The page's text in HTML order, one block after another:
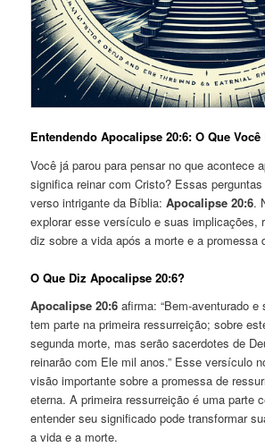
Entendendo Apocalipse 20:6: O Que
Você já parou para pensar no que acontece
significa reinar com Cristo? Essas
verso intrigante da Bíblia:Apocalipse 20:6.
explorar esse versículo e suas implicações,
diz sobre a vida após a morte e a promessa
O Que Diz Apocalipse 20:6?
Apocalipse 20:6 afirma: “Bem-aventurado e
tem parte na primeira ressurreição; sobre
segunda morte, mas serão sacerdotes de
reinarão com Ele mil anos.” Esse versículo
visão importante sobre a promessa de
eterna. A primeira ressurreição é uma parte
entender seu significado pode transformar
a vida e a morte.